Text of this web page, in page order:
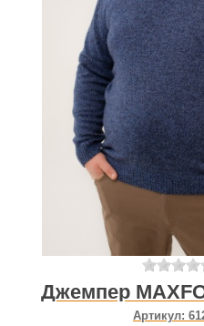
Джемпер
Артикул: